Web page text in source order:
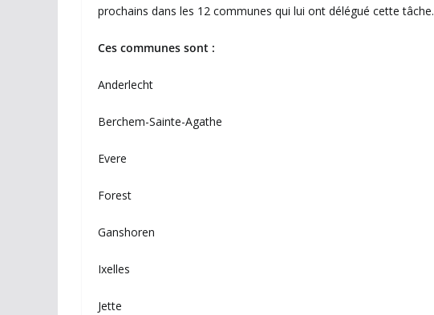
prochains dans les 12 communes qui lui ont délégué cette tâche.
Ces communes sont :
Anderlecht
Berchem-Sainte-Agathe
Evere
Forest
Ganshoren
Ixelles
Jette